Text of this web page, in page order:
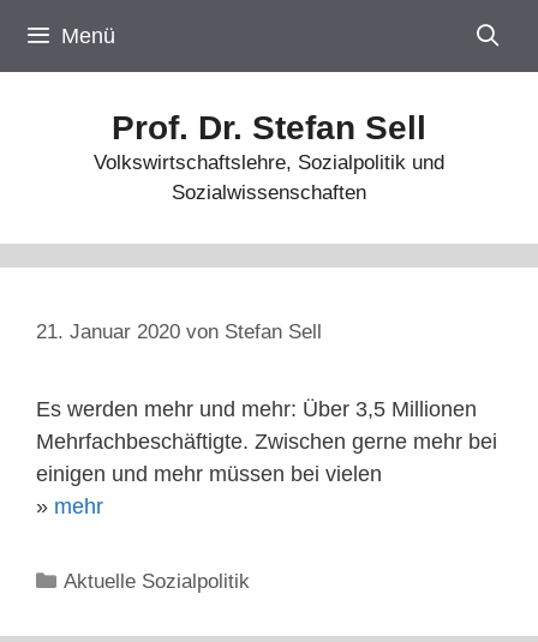
Inhalt
springen
Menü
Prof. Dr. Stefan Sell
Volkswirtschaftslehre, Sozialpolitik und
Sozialwissenschaften
21. Januar 2020 von Stefan Sell
Es werden mehr und mehr: Über 3,5 Millionen
Mehrfachbeschäftigte. Zwischen gerne mehr bei
einigen und mehr müssen bei vielen
» mehr
Kategorien
Aktuelle Sozialpolitik